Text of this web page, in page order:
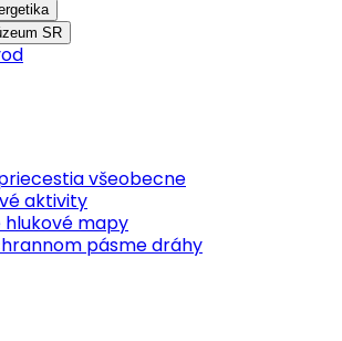
SR
všeobecne
aktivity
mapy
pásme dráhy